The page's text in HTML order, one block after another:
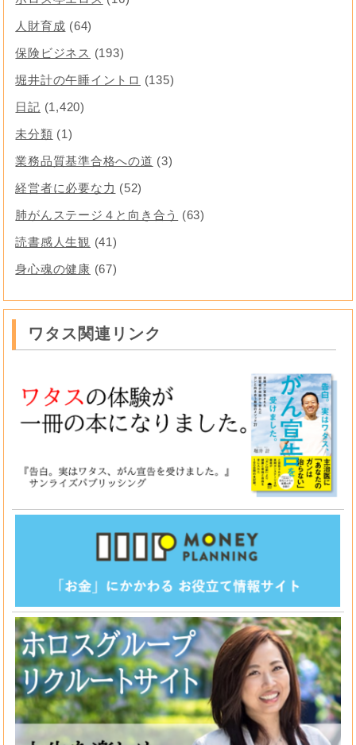
人財育成 (64)
保険ビジネス (193)
堀井計の午睡イントロ (135)
日記 (1,420)
未分類 (1)
業務品質基準合格への道 (3)
経営者に必要な力 (52)
肺がんステージ４と向き合う
(63)
読書感人生観 (41)
身心魂の健康 (67)
ワタス関連リンク